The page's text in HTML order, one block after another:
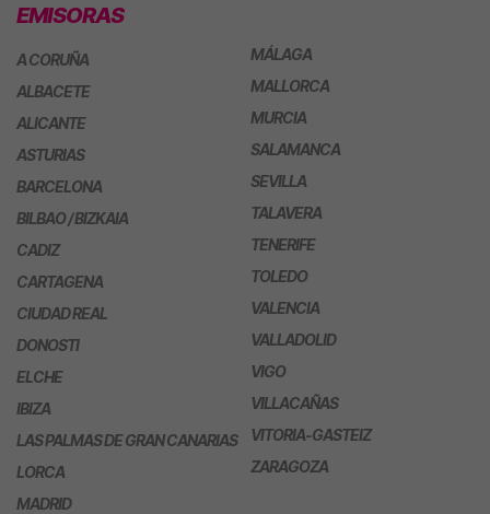
EMISORAS
A CORUÑA
ALBACETE
ALICANTE
ASTURIAS
BARCELONA
BILBAO / BIZKAIA
CADIZ
CARTAGENA
CIUDAD REAL
DONOSTI
ELCHE
IBIZA
LAS PALMAS DE GRAN CANARIAS
LORCA
MADRID
MÁLAGA
MALLORCA
MURCIA
SALAMANCA
SEVILLA
TALAVERA
TENERIFE
TOLEDO
VALENCIA
VALLADOLID
VIGO
VILLACAÑAS
VITORIA-GASTEIZ
ZARAGOZA